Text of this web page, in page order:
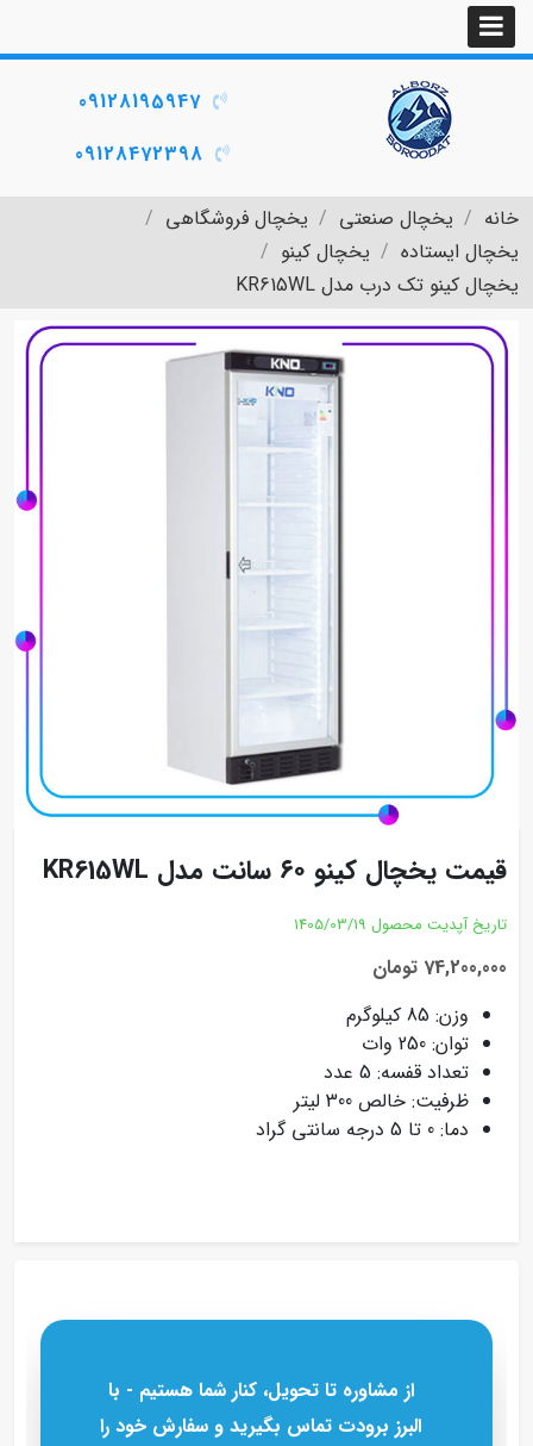
09128195947
09128472398
خانه یخچال صنعتی
یخچال فروشگاهی
یخچال ایستاده
یخچال کینو
یخچال کینو تک درب مدل KR615WL
قیمت یخچال کینو ۶۰ سانت مدل KR615WL
تاریخ آپدیت محصول 1405/03/19
74,200,000 تومان
وزن: 85 کیلوگرم
توان: 250 وات
تعداد قفسه: 5 عدد
ظرفیت: خالص 300 لیتر
دما: 0 تا 5 درجه سانتی گراد
از مشاوره تا تحویل، کنار شما هستیم - با
البرز برودت تماس بگیرید و سفارش خود را